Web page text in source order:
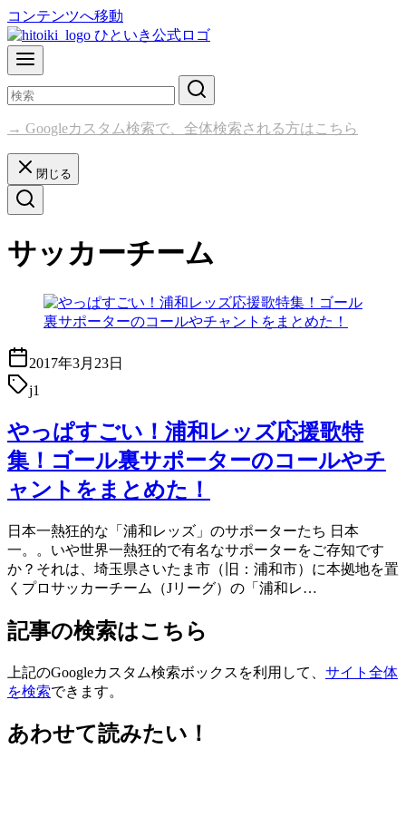
コンテンツへ移動
→ Googleカスタム検索で、全体検索される方はこちら
閉じる
サッカーチーム
2017年3月23日
j1
やっぱすごい！浦和レッズ応援歌特
集！ゴール裏サポーターのコールやチ
ャントをまとめた！
日本一熱狂的な「浦和レッズ」のサポーターたち 日本
一。。いや世界一熱狂的で有名なサポーターをご存知です
か？それは、埼玉県さいたま市（旧：浦和市）に本拠地を置
くプロサッカーチーム（Jリーグ）の「浦和レ…
記事の検索はこちら
上記のGoogleカスタム検索ボックスを利用して、 サイト全体
を検索できます。
あわせて読みたい！